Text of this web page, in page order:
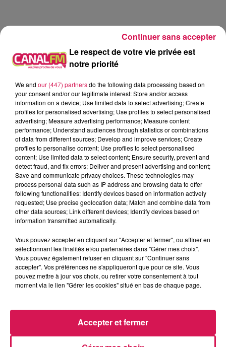
Canal fm
Geoffrey Deloux
La Ligne des Auditeurs
0:00 2 min 55 sec
30 janvier 2026 - 2 min 55 sec
30.01.2026 - CAROLINE EN A MARRE DES
INJONCTIONS
Revivez les meilleurs moments de la Ligne des Auditeurs
Le respect de votre vie privée est
notre priorité
We and our (447) partnersdo the following data processing based on
your consent and/or our legitimate interest: Store and/or access
information on a device; Use limited data to select advertising; Create
profiles for personalised advertising; Use profiles to select personalised
advertising; Measure advertising performance; Measure content
performance; Understand audiences through statistics or combinations
of data from different sources; Develop and improve services; Create
profiles to personalise content; Use profiles to select personalised
content; Use limited data to select content; Ensure security, prevent and
detect fraud, and fix errors; Deliver and present advertising and content;
Save and communicate privacy choices. These technologies may
process personal data such as IP address and browsing data to offer
following functionalities: Identify devices based on information actively
requested; Use precise geolocation data; Match and combine data from
other data sources; Link different devices; Identify devices based on
information transmitted automatically.
Vous pouvez accepter en cliquant sur "Accepter et fermer", ou affiner en
sélectionnant les finalités et/ou partenaires dans "Gérer mes choix".
Vous pouvez également refuser en cliquant sur "Continuer sans
accepter". Vos préférences ne s'appliqueront que pour ce site. Vous
pouvez mettre à jour vos choix, ou retirer votre consentement à tout
moment via le lien "Gérer les cookies" situé en bas de chaque page.
Accepter et fermer
Continuer sans accepter